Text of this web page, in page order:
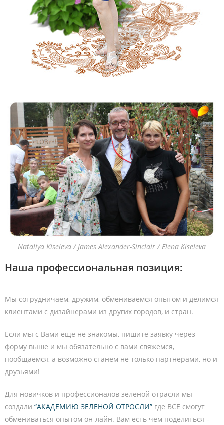
Nataliya Kiseleva / James Alexander-Sinclair / Elena Kiseleva
Наша профессиональная позиция:
Мы сотрудничаем, дружим, обмениваемся опытом и делимся
клиентами с дизайнерами из других городов, и стран.
Если мы с Вами еще не знакомы, пишите заявку через
форму выше и мы обязательно с вами свяжемся,
пообщаемся, а возможно станем не только партнерами, но и
друзьями!
Для новичков и профессионалов зеленой отрасли мы
создали “АКАДЕМИЮ ЗЕЛЕНОЙ ОТРОСЛИ” где ВСЕ смогут
обмениваться опытом он-лайн. Вам есть чем поделиться –